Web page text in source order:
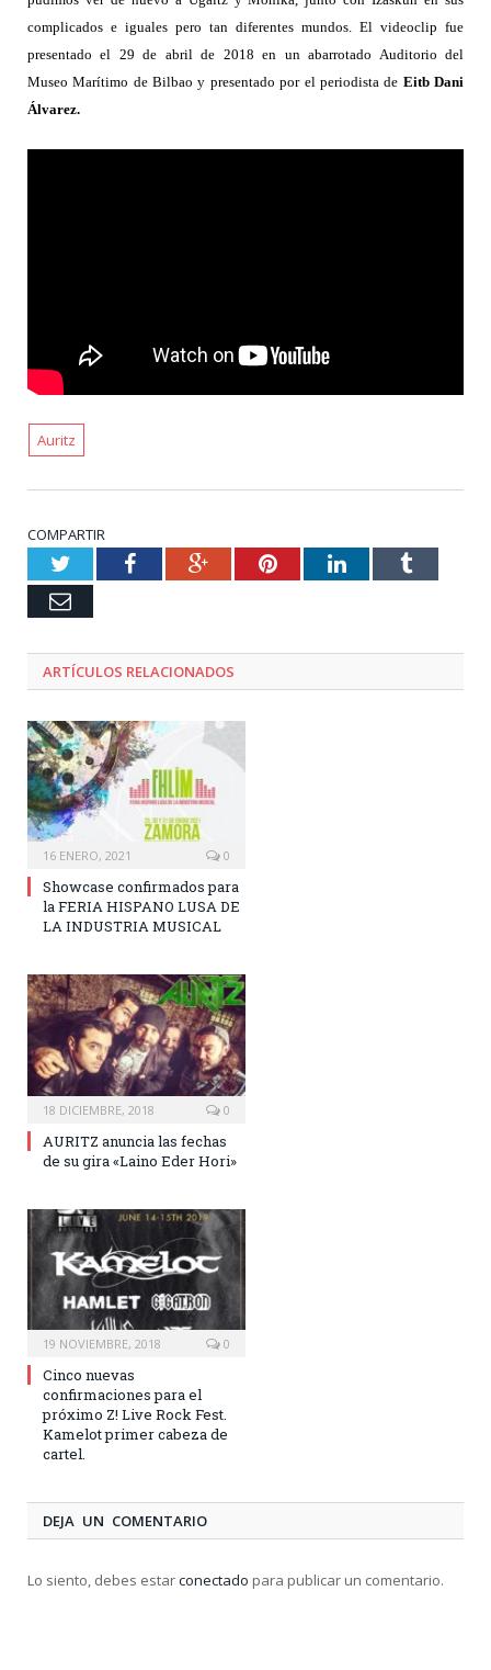
complicados e iguales pero tan diferentes mundos. El videoclip fue
presentado el 29 de abril de 2018 en un abarrotado Auditorio del
Museo Marítimo de Bilbao y presentado por el periodista de Eitb Dani
Álvarez.
Auritz
COMPARTIR
TwitterFacebookGoogle+PinterestLinkedInTumblr
Email
ARTÍCULOS RELACIONADOS
16 ENERO, 2021 0
Showcase confirmados para
la FERIA HISPANO LUSA DE
LA INDUSTRIA MUSICAL
18 DICIEMBRE, 2018 0
AURITZ anuncia las fechas
de su gira «Laino Eder Hori»
19 NOVIEMBRE, 2018 0
Cinco nuevas
confirmaciones para el
próximo Z! Live Rock Fest.
Kamelot primer cabeza de
cartel.
DEJA UN COMENTARIO
Lo siento, debes estarconectado para publicar un comentario.